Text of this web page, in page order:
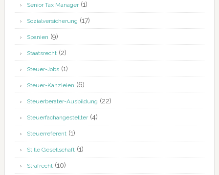
Senior Tax Manager(1)
Sozialversicherung (17)
Spanien (9)
Staatsrecht(2)
Steuer-Jobs(1)
Steuer-Kanzleien (6)
Steuerberater-Ausbildung (22)
Steuerfachangestellter(4)
Steuerreferent(1)
Stille Gesellschaft(1)
Strafrecht(10)